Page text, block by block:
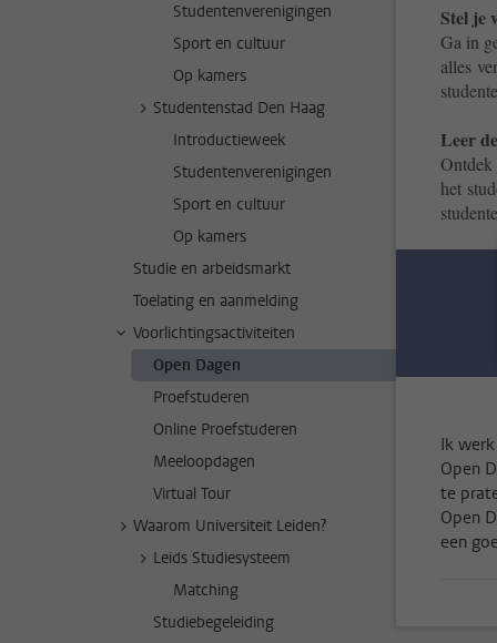
Studentenverenigingen
Sport en cultuur
Op kamers
Studentenstad Den Haag
Introductieweek
Studentenverenigingen
Sport en cultuur
Op kamers
Studie en arbeidsmarkt
Toelating en aanmelding
Voorlichtingsactiviteiten
Open Dagen
Proefstuderen
Online Proefstuderen
Meeloopdagen
Virtual Tour
Waarom Universiteit Leiden?
Leids Studiesysteem
Matching
Studiebegeleiding
Stel je
Ga in
alles
Leer
Ontdek
het
Ik
Open
te
Open
een